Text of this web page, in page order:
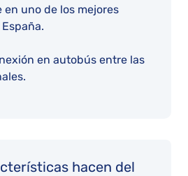
uno de los mejores
en autobús entre las
hacen del